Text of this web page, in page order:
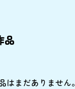
品
はまだありません。